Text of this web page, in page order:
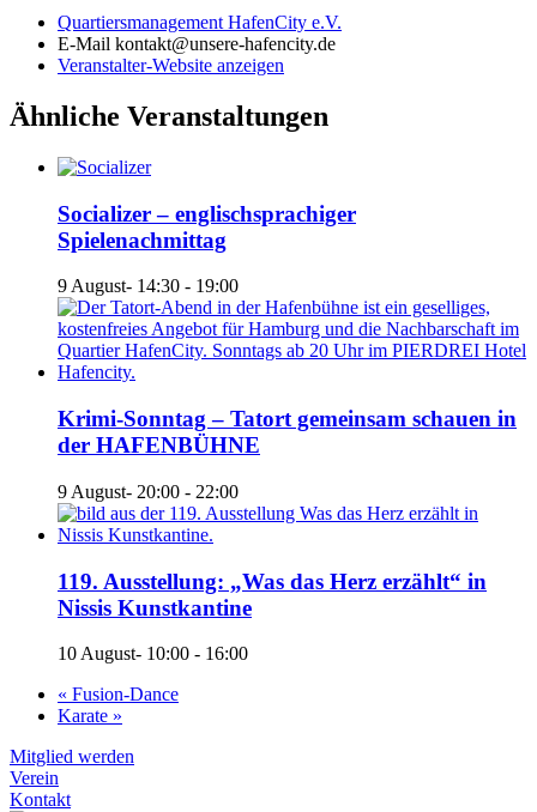
Quartiersmanagement HafenCity e.V.
E-Mail kontakt@unsere-hafencity.de
Veranstalter-Website anzeigen
Ähnliche Veranstaltungen
Socializer – englischsprachiger
Spielenachmittag
9 August- 14:30 - 19:00
Krimi-Sonntag – Tatort gemeinsam schauen in
der HAFENBÜHNE
9 August- 20:00 - 22:00
119. Ausstellung: „Was das Herz erzählt“ in
Nissis Kunstkantine
10 August- 10:00 - 16:00
« Fusion-Dance
Karate »
Mitglied werden
Verein
Kontakt